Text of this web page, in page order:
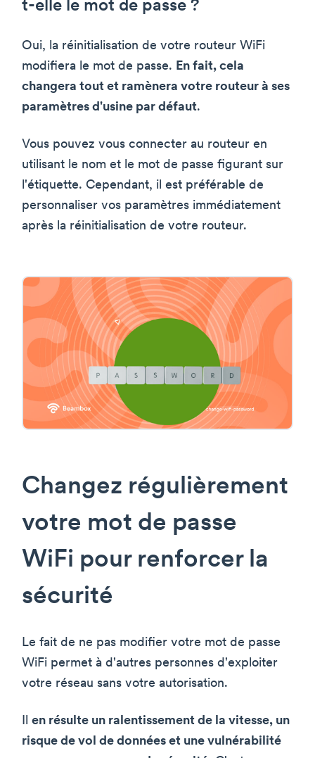
t-elle le mot de passe ?
Oui, la réinitialisation de votre routeur WiFi
modifiera le mot de passe. En fait, cela
changera tout et ramènera votre routeur à ses
paramètres d'usine par défaut.
Vous pouvez vous connecter au routeur en
utilisant le nom et le mot de passe figurant sur
l'étiquette. Cependant, il est préférable de
personnaliser vos paramètres immédiatement
après la réinitialisation de votre routeur.
Changez régulièrement
votre mot de passe
WiFi pour renforcer la
sécurité
Le fait de ne pas modifier votre mot de passe
WiFi permet à d'autres personnes d'exploiter
votre réseau sans votre autorisation.
Il en résulte un ralentissement de la vitesse, un
risque de vol de données et une vulnérabilité